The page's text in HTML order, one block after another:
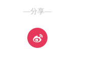
—分享—